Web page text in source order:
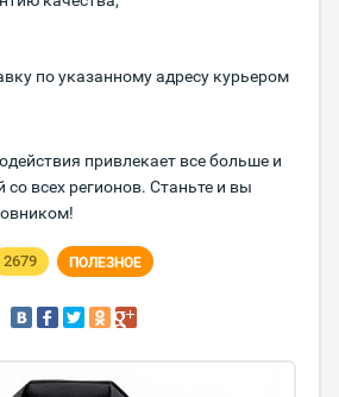
по указанному адресу курьером
привлекает все больше и
со всех регионов. Станьте и вы
2679 ПОЛЕЗНОЕ